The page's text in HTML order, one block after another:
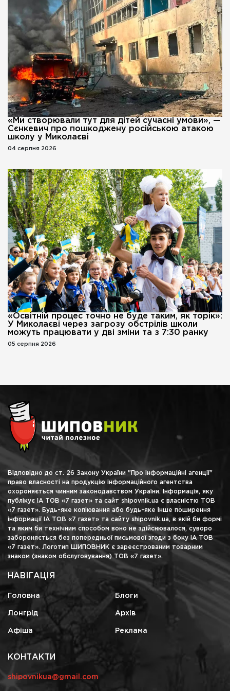
«Ми створювали тут для дітей сучасні умови», —
Сєнкевич про пошкоджену російською атакою
школу у Миколаєві
04 серпня 2026
«Освітній процес точно не буде таким, як торік»:
У Миколаєві через загрозу обстрілів школи
можуть працювати у дві зміни та з 7:30 ранку
05 серпня 2026
Відповідно до ст. 26 Закону України "Про інформаційні агенції"
право власності на продукцію інформаційного агентства
охороняється чинним законодавством України. Інформація, яку
публікує ІА ТОВ «7 газет» та сайт shipovnik.ua є власністю ТОВ
«7 газет». Будь-яке копіювання або будь-яке інше поширення
інформації ІА ТОВ «7 газет» та сайту shipovnik.ua, в якій би формі
та яким би технічним способом воно не здійснювалося, суворо
забороняється без попередньої письмової згоди з боку ІА ТОВ
«7 газет». Логотип ШИПОВНИК є зареєстрованим товарним
знаком (знаком обслуговування) ТОВ «7 газет».
НАВІГАЦІЯ
Головна Блоги
Лонгрід Архів
Афіша Реклама
КОНТАКТИ
shipovnikua@gmail.com